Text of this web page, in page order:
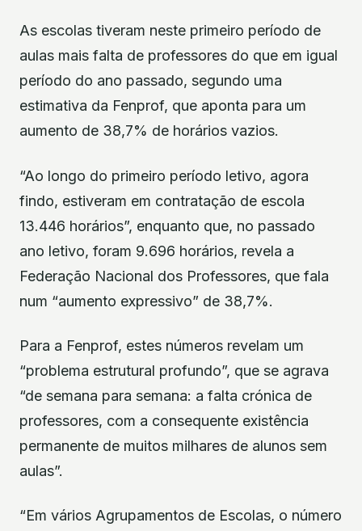
As escolas tiveram neste primeiro período de
aulas mais falta de professores do que em igual
período do ano passado, segundo uma
estimativa da Fenprof, que aponta para um
aumento de 38,7% de horários vazios.
“Ao longo do primeiro período letivo, agora
findo, estiveram em contratação de escola
13.446 horários”, enquanto que, no passado
ano letivo, foram 9.696 horários, revela a
Federação Nacional dos Professores, que fala
num “aumento expressivo” de 38,7%.
Para a Fenprof, estes números revelam um
“problema estrutural profundo”, que se agrava
“de semana para semana: a falta crónica de
professores, com a consequente existência
permanente de muitos milhares de alunos sem
aulas”.
“Em vários Agrupamentos de Escolas, o número